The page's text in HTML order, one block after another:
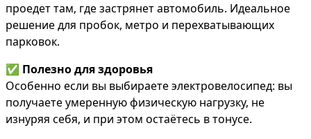
проедет там, где застрянет автомобиль. Идеальное
решение для пробок, метро и перехватывающих
парковок.
✅ Полезно для здоровья
Особенно если вы выбираете электровелосипед: вы
получаете умеренную физическую нагрузку, не
изнуряя себя, и при этом остаётесь в тонусе.